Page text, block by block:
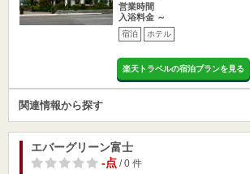
営業時間
入浴料金 ～
宿泊 ホテル
楽天トラベルの宿泊プランを見る
関連情報から探す
エバーグリーン富士
-点/ 0 件